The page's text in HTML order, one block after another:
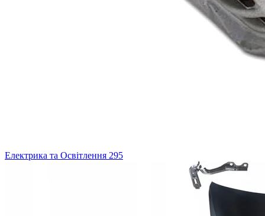
Електрика та Освітлення 295